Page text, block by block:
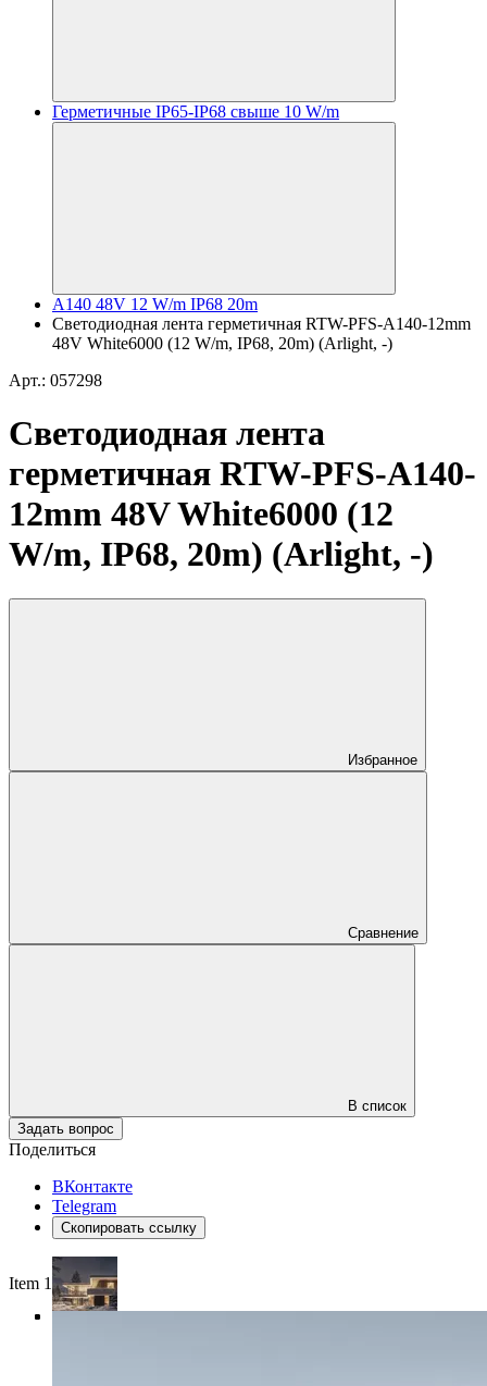
Герметичные IP65-IP68 свыше 10 W/m
A140 48V 12 W/m IP68 20m
Светодиодная лента герметичная RTW-PFS-A140-12mm
48V White6000 (12 W/m, IP68, 20m) (Arlight, -)
Арт.: 057298
Светодиодная лента
герметичная RTW-PFS-A140-
12mm 48V White6000 (12
W/m, IP68, 20m) (Arlight, -)
Избранное
Сравнение
В список
Задать вопрос
Поделиться
ВКонтакте
Telegram
Скопировать ссылку
Item 1 of 4